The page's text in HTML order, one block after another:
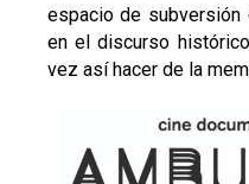
espacio de subversión
en el discurso
vez así hacer de la